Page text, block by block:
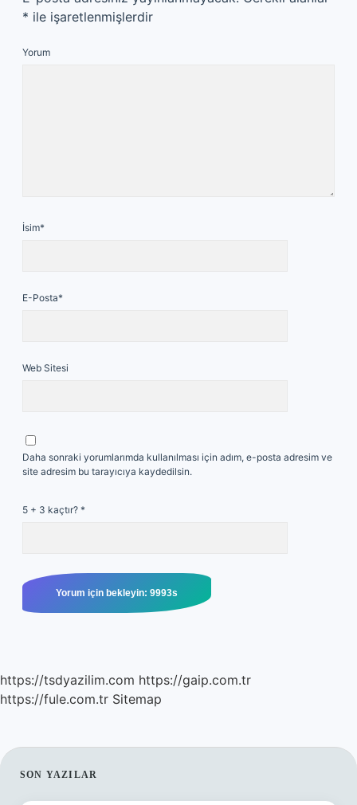
* ile işaretlenmişlerdir
Yorum
İsim*
E-Posta*
Web Sitesi
Daha sonraki yorumlarımda kullanılması için adım, e-posta adresim ve
site adresim bu tarayıcıya kaydedilsin.
5 + 3 kaçtır? *
https://tsdyazilim.com https://gaip.com.tr
https://fule.com.tr Sitemap
SIDEBAR
SON YAZILAR